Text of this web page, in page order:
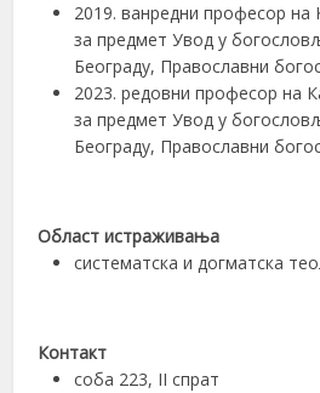
2019. ванредни професор на
за предмет Увод у
Београду, Православни
2023. редовни професор на
за предмет Увод у
Београду, Православни
Област истраживања
систематскa и догматскa
Контакт
соба 223, II спрат